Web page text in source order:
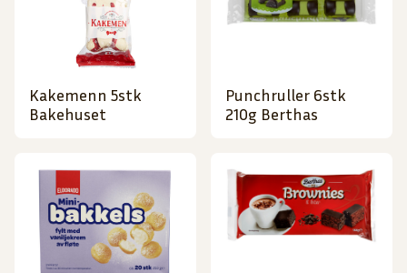
Kakemenn 5stk
Bakehuset
Punchruller 6stk
210g Berthas